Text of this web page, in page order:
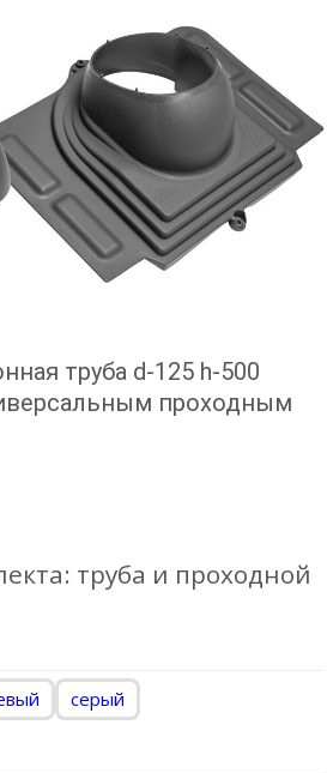
труба d-125 h-500
проходным
труба и проходной
серый